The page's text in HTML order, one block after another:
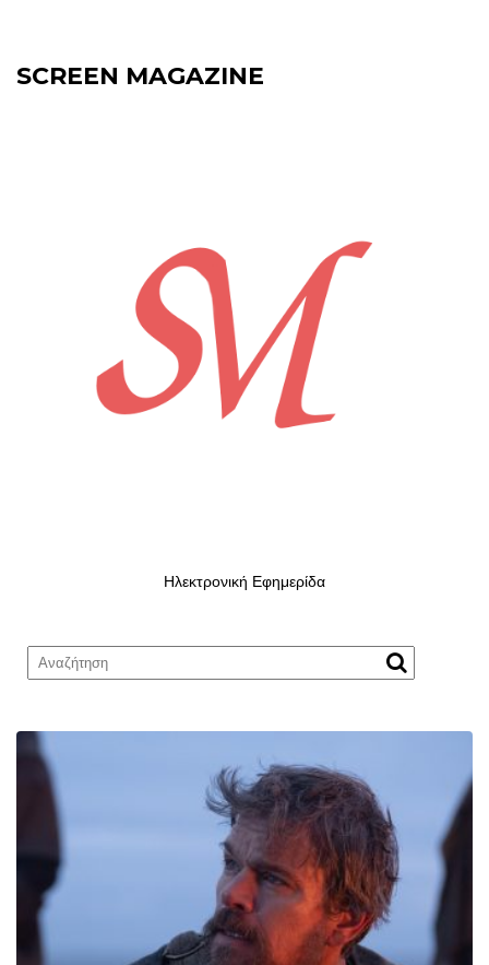
SCREEN MAGAZINE
Ηλεκτρονική Εφημερίδα